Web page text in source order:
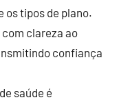
os tipos de plano.
clareza ao
confiança
saúde é